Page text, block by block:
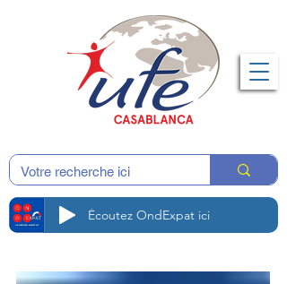
Écoutez OndExpat ici